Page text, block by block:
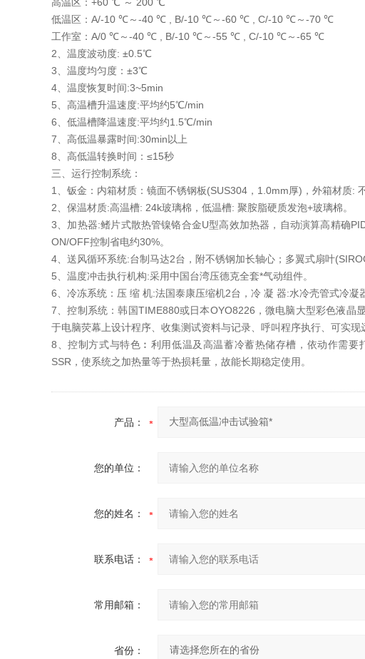
低温区：A/-10 ℃～-40 ℃ , B/-10 ℃～-60 ℃ , C/-10 ℃～-70 ℃
工作室：A/0 ℃～-40 ℃ , B/-10 ℃～-55 ℃ , C/-10 ℃～-65 ℃
2、温度波动度: ±0.5℃
3、温度均匀度：±3℃
4、温度恢复时间:3~5min
5、高温槽升温速度:平均约5℃/min
6、低温槽降温速度:平均约1.5℃/min
7、高低温暴露时间:30min以上
8、高低温转换时间：≤15秒
三、运行控制系统：
1、钣金：内箱材质：镜面不锈钢板(SUS304，1.0mm厚)，外箱材质:
2、保温材质:高温槽: 24k玻璃棉，低温槽: 聚胺脂硬质发泡+玻璃棉。
3、加热器:鳍片式散热管镍铬合金U型高效加热器，自动演算高精确
ON/OFF控制省电约30%。
4、送风循环系统:台制马达2台，附不锈钢加长轴心；多翼式扇叶
5、温度冲击执行机构:采用中国台湾压德克全套*气动组件。
6、冷冻系统：压 缩 机:法国泰康压缩机2台，冷 凝 器:水冷壳管式冷凝
7、控制系统：韩国TIME880或日本OYO8226，微电脑大型彩色液
于电脑荧幕上设计程序、收集测试资料与记录、呼叫程序执行、可实现
8、控制方式与特色︰利用低温及高温蓄冷蓄热储存槽，依动作需要
SSR，使系统之加热量等于热损耗量，故能长期稳定使用。
产品：
您的单位：
您的姓名：
联系电话：
常用邮箱：
省份：